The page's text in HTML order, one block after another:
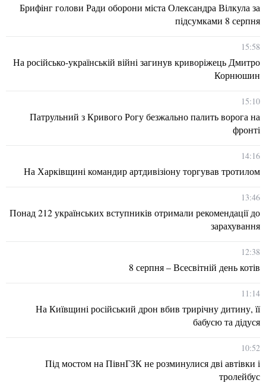
Брифінг голови Ради оборони міста Олександра Вілкула за
підсумками 8 серпня
15:58
На російсько-українській війні загинув криворіжець Дмитро
Корнюшин
15:10
Патрульний з Кривого Рогу безжально палить ворога на
фронті
14:16
На Харківщині командир артдивізіону торгував тротилом
13:46
Понад 212 українських вступників отримали рекомендації до
зарахування
12:38
8 серпня – Всесвітній день котів
11:14
На Київщині російський дрон вбив трирічну дитину, її
бабусю та дідуся
10:52
Під мостом на ПівнГЗК не розминулися дві автівки і
тролейбус